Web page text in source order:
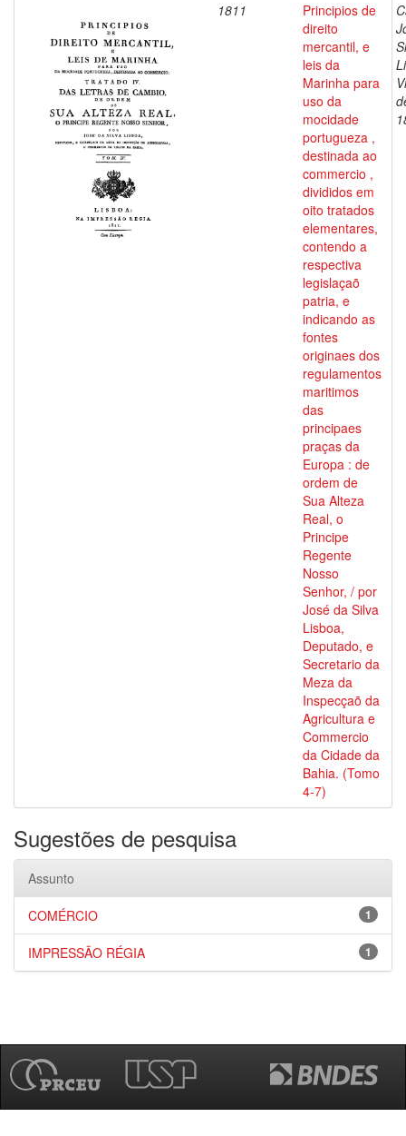
1811
Principios de
direito
mercantil, e
leis da
Marinha para
uso da
mocidade
portugueza ,
destinada ao
commercio ,
divididos em
oito tratados
elementares,
contendo a
respectiva
legislaçaõ
patria, e
indicando as
fontes
originaes dos
regulamentos
maritimos
das
principaes
praças da
Europa : de
ordem de
Sua Alteza
Real, o
Principe
Regente
Nosso
Senhor, / por
José da Silva
Lisboa,
Deputado, e
Secretario da
Meza da
Inspecçaõ da
Agricultura e
Commercio
da Cidade da
Bahia. (Tomo
4-7)
Sugestões de pesquisa
Assunto
1
COMÉRCIO
1
IMPRESSÃO RÉGIA